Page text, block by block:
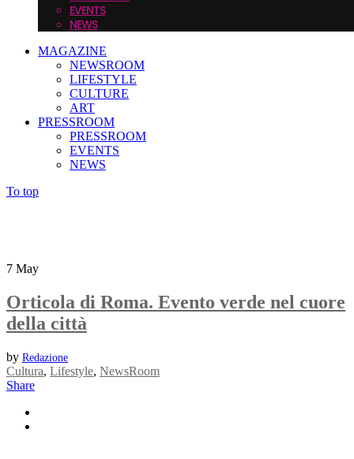
EVENTS
NEWS
MAGAZINE
NEWSROOM
LIFESTYLE
CULTURE
ART
PRESSROOM
PRESSROOM
EVENTS
NEWS
To top
7 May
Orticola di Roma. Evento verde nel cuore
della città
by Redazione
Cultura, Lifestyle, NewsRoom
Share